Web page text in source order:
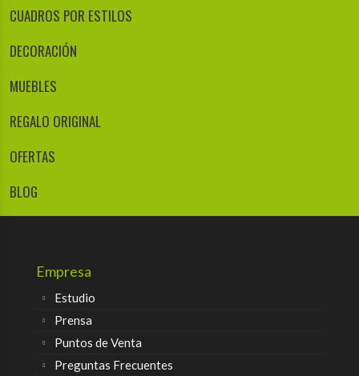
CUADROS POR ESTILOS
DECORACIÓN
MUEBLES
REGALO ORIGINAL
OFERTAS
BLOG
Empresa
Estudio
Prensa
Puntos de Venta
Preguntas Frecuentes